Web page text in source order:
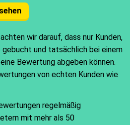
wir darauf, dass nur Kunden,
gebucht und tatsächlich bei einem
Bewertung abgeben können.
von echten Kunden wie
regelmäßig
mit mehr als 50